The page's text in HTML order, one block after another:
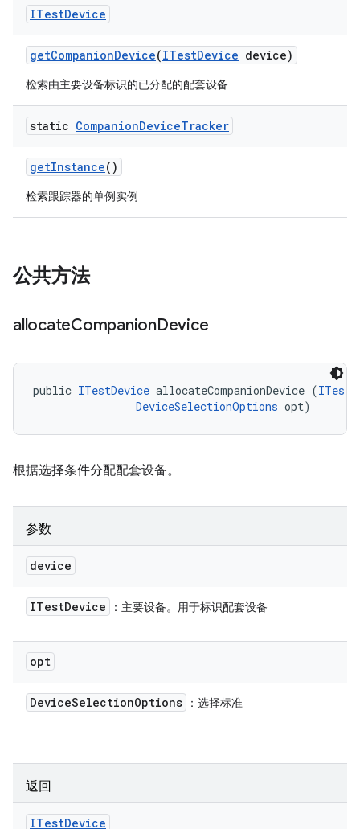
ITestDevice
getCompanionDevice(ITestDevice device)
检索由主要设备标识的已分配的配套设备
static CompanionDeviceTracker
getInstance()
检索跟踪器的单例实例
公共方法
allocateCompanionDevice
public ITestDevice allocateCompanionDevice (
DeviceSelectionOptions opt)
根据选择条件分配配套设备。
参数
device
ITestDevice ：主要设备。用于标识配套设备
opt
DeviceSelectionOptions ：选择标准
返回
ITestDevice